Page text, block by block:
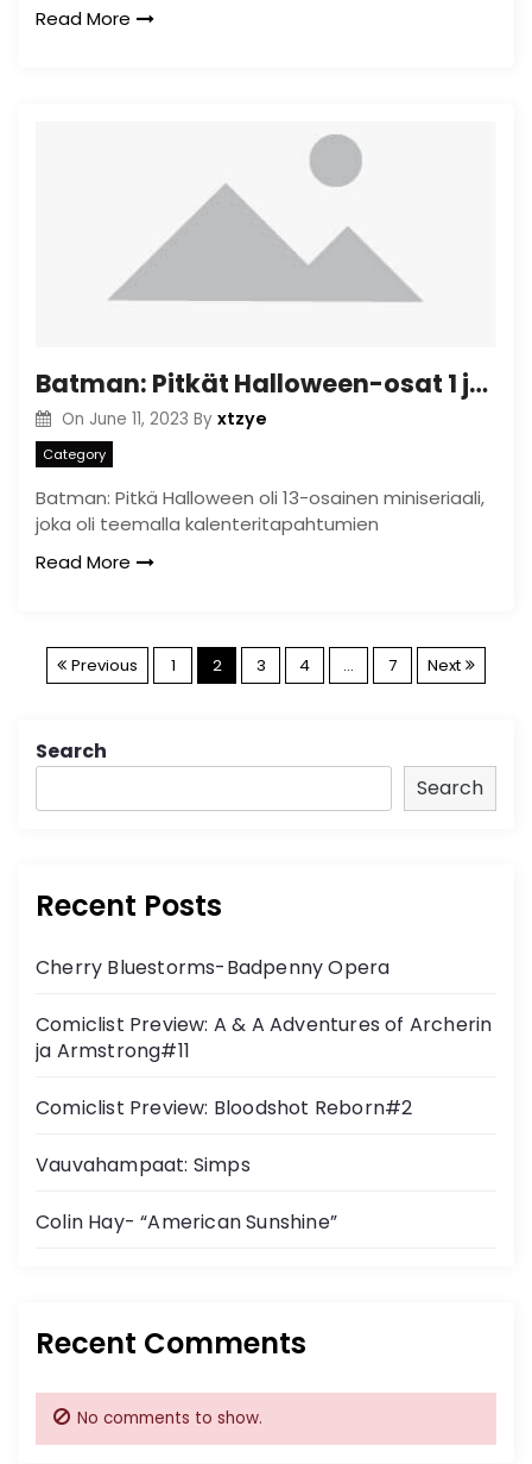
Read More
Batman: Pitkät Halloween-osat 1 ja 2
On June 11, 2023 By xtzye
Category
Batman: Pitkä Halloween oli 13-osainen miniseriaali,
joka oli teemalla kalenteritapahtumien
Read More
P
s
a
v
i
a
o
Previous 1 2 3 4 … 7 Next
Search
Search
Recent Posts
Cherry Bluestorms-Badpenny Opera
Comiclist Preview: A & A Adventures of Archerin
ja Armstrong#11
Comiclist Preview: Bloodshot Reborn#2
Vauvahampaat: Simps
Colin Hay- “American Sunshine”
Recent Comments
No comments to show.